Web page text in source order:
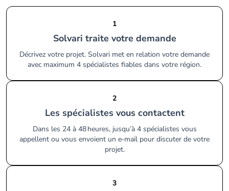
1
Solvari traite votre demande
Décrivez votre projet. Solvari met en relation votre demande
avec maximum 4 spécialistes fiables dans votre région.
2
Les spécialistes vous contactent
Dans les 24 à 48 heures, jusqu’à 4 spécialistes vous
appellent ou vous envoient un e‑mail pour discuter de votre
projet.
3